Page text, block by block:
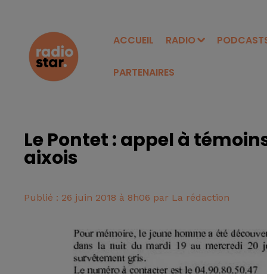
ACCUEIL RADIO
PARTENAIRES
Le Pontet : appel à
aixois
Publié : 26 juin 2018 à 8h06 par La rédaction